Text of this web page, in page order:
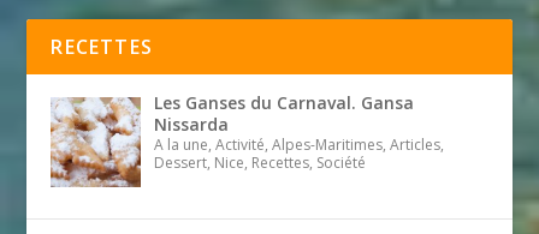
RECETTES
Les Ganses du Carnaval. Gansa
Nissarda
A la une, Activité, Alpes-Maritimes, Articles,
Dessert, Nice, Recettes, Société